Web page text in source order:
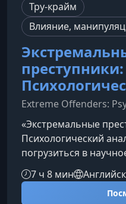
Тру-крайм
Влияние,
преступники:
Extreme Offenders:
«Экстремальные
Психологический
погрузиться в
формируется
поведение. Курс
логике, механизмах и
7 ч 8 мин